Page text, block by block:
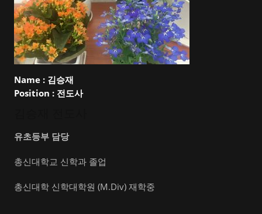
Name : 김승재
Position : 전도사
유초등부 담당
총신대학교 신학과 졸업
총신대학 신학대학원 (M.Div) 재학중